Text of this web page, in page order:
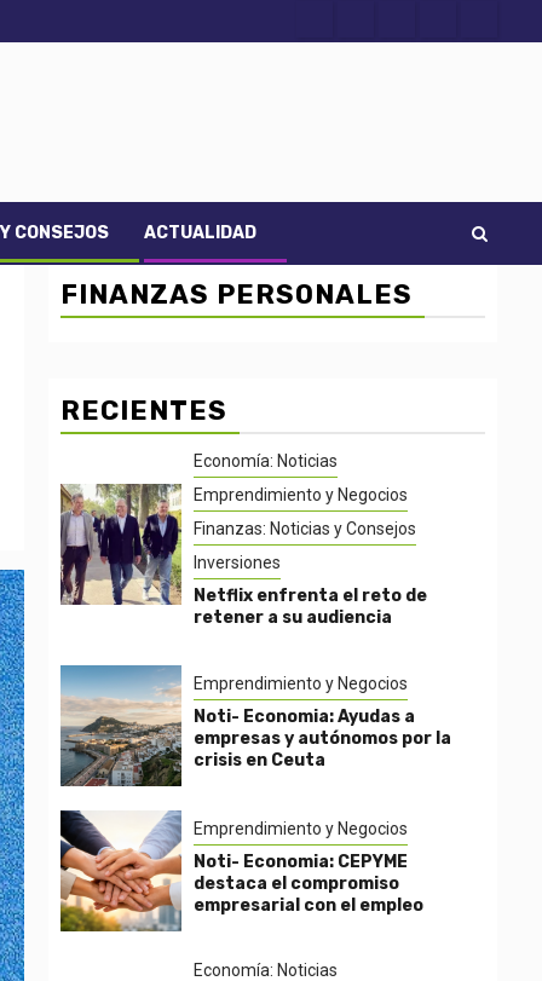
CONSEJOS ACTUALIDAD
FINANZAS PERSONALES
RECIENTES
Economía: Noticias
Emprendimiento y Negocios
Finanzas: Noticias y Consejos
Inversiones
Netflix enfrenta el reto de
retener a su audiencia
Emprendimiento y Negocios
Noti- Economia: Ayudas a
empresas y autónomos por la
crisis en Ceuta
Emprendimiento y Negocios
Noti- Economia: CEPYME
destaca el compromiso
empresarial con el empleo
Economía: Noticias